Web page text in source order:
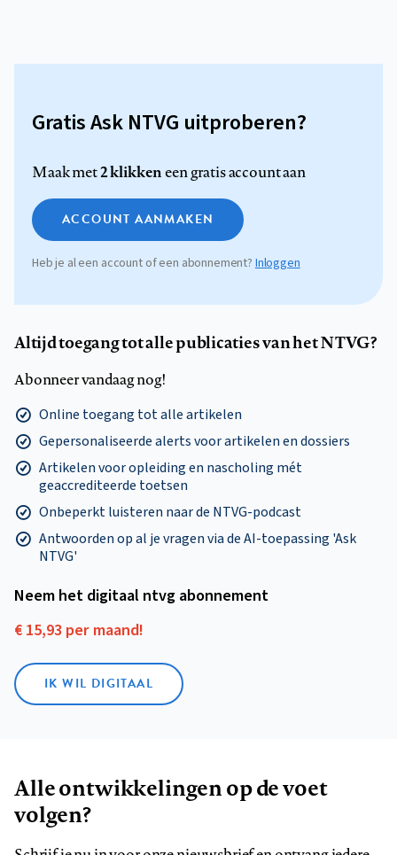
Gratis Ask NTVG uitproberen?
Maak met2 klikkeneen gratis account aan
ACCOUNT AANMAKEN
Heb je al een account of een abonnement?Inloggen
Altijd toegang tot alle publicaties van het NTVG?
Abonneer vandaag nog!
Online toegang tot alle artikelen
Gepersonaliseerde alerts voor artikelen en dossiers
Artikelen voor opleiding en nascholing mét
geaccrediteerde toetsen
Onbeperkt luisteren naar de NTVG-podcast
Antwoorden op al je vragen via de AI-toepassing 'Ask
NTVG'
Neem het digitaal ntvg abonnement
€ 15,93 per maand!
IK WIL DIGITAAL
Alle ontwikkelingen op de voet
volgen?